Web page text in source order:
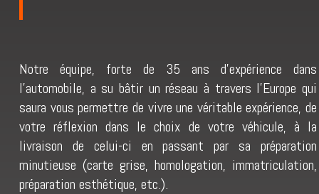
Notre équipe, forte de 35 ans d’expérience dans
l’automobile, a su bâtir un réseau à travers l’Europe qui
saura vous permettre de vivre une véritable expérience, de
votre réflexion dans le choix de votre véhicule, à la
livraison de celui-ci en passant par sa préparation
minutieuse (carte grise, homologation, immatriculation,
préparation esthétique, etc.).